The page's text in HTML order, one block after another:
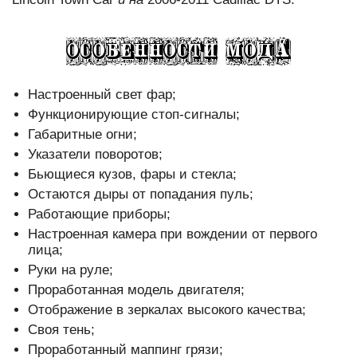
Настроенный свет фар;
Функционирующие стоп-сигналы;
Габаритные огни;
Указатели поворотов;
Бьющиеся кузов, фары и стекла;
Остаются дыры от попадания пуль;
Работающие приборы;
Настроенная камера при вождении от первого
лица;
Руки на руле;
Проработанная модель двигателя;
Отображение в зеркалах высокого качества;
Своя тень;
Проработанный маппинг грязи;